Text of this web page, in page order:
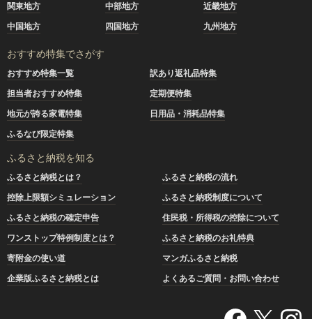
関東地方
中部地方
近畿地方
中国地方
四国地方 九州地方
おすすめ特集でさがす
おすすめ特集一覧
訳あり返礼品特集
担当者おすすめ特集
定期便特集
地元が誇る家電特集
日用品・消耗品特集
ふるなび限定特集
ふるさと納税を知る
ふるさと納税とは？
ふるさと納税の流れ
控除上限額シミュレーション
ふるさと納税制度について
ふるさと納税の確定申告
住民税・所得税の控除について
ワンストップ特例制度とは？
ふるさと納税のお礼特典
寄附金の使い道
マンガふるさと納税
企業版ふるさと納税とは
よくあるご質問・お問い合わせ